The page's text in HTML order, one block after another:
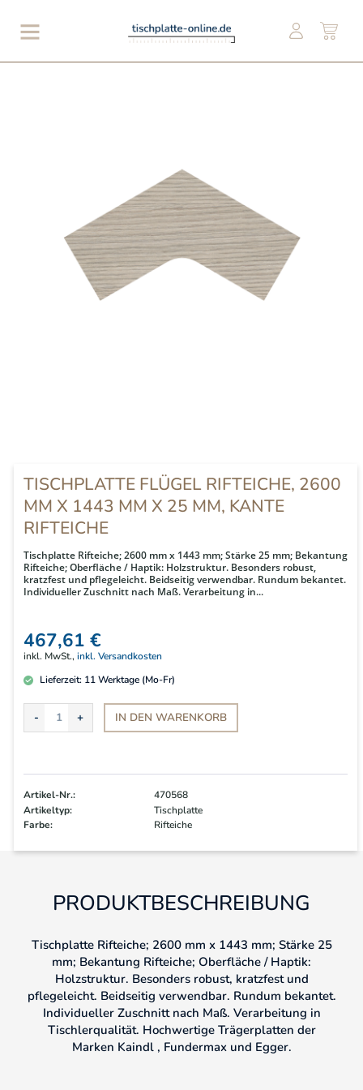
TISCHPLATTE FLÜGEL RIFTEICHE, 2600
MM X 1443 MM X 25 MM, KANTE
RIFTEICHE
Tischplatte Rifteiche; 2600 mm x 1443 mm; Stärke 25 mm; Bekantung
Rifteiche; Oberfläche / Haptik: Holzstruktur. Besonders robust,
kratzfest und pflegeleicht. Beidseitig verwendbar. Rundum bekantet.
Individueller Zuschnitt nach Maß. Verarbeitung in...
467,61 €
inkl. MwSt.,inkl. Versandkosten
Lieferzeit: 11Werktage (Mo-Fr)
IN DEN WARENKORB
Artikel-Nr.:
470568
Artikeltyp:
Tischplatte
Farbe:
Rifteiche
PRODUKTBESCHREIBUNG
Tischplatte Rifteiche; 2600 mm x 1443 mm; Stärke 25
mm; Bekantung Rifteiche; Oberfläche / Haptik:
Holzstruktur. Besonders robust, kratzfest und
pflegeleicht. Beidseitig verwendbar. Rundum bekantet.
Individueller Zuschnitt nach Maß. Verarbeitung in
Tischlerqualität. Hochwertige Trägerplatten der
Marken Kaindl , Fundermax und Egger.